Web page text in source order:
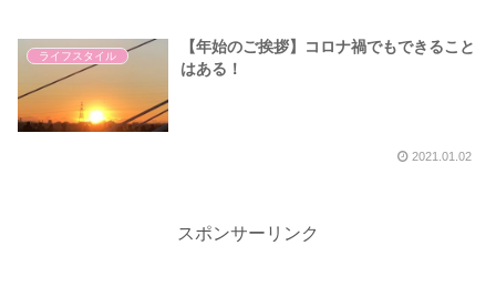
ライフスタイル
【年始のご挨拶】コロナ禍でもできること
はある！
2021.01.02
スポンサーリンク